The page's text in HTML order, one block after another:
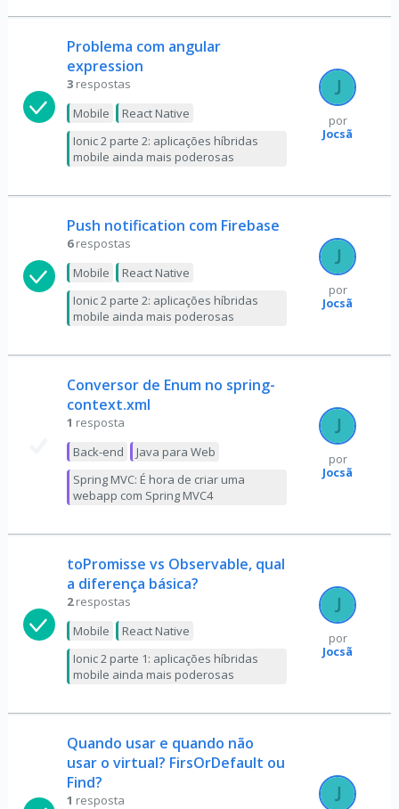
Problema com angular
expression
3 respostas
Mobile
React Native
Ionic 2 parte 2: aplicações híbridas
mobile ainda mais poderosas
por
Jocsã
Push notification com Firebase
6 respostas
Mobile
React Native
Ionic 2 parte 2: aplicações híbridas
mobile ainda mais poderosas
por
Jocsã
Conversor de Enum no spring-
context.xml
1 resposta
Back-end
Java para Web
Spring MVC: É hora de criar uma
webapp com Spring MVC4
por
Jocsã
toPromisse vs Observable, qual
a diferença básica?
2 respostas
Mobile
React Native
Ionic 2 parte 1: aplicações híbridas
mobile ainda mais poderosas
por
Jocsã
Quando usar e quando não
usar o virtual? FirsOrDefault ou
Find?
1 resposta